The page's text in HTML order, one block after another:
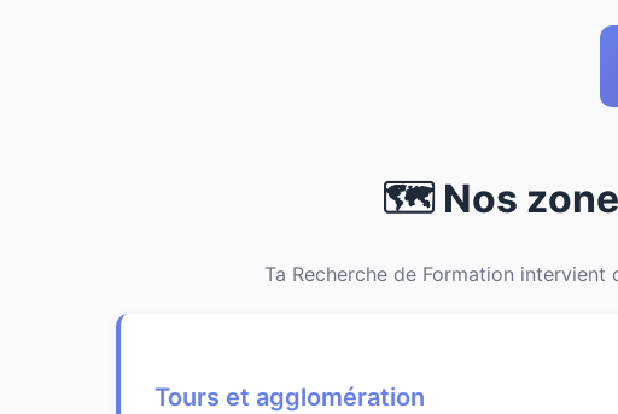
🗺️ Nos
Ta Recherche de Formation
Tours et agglomération